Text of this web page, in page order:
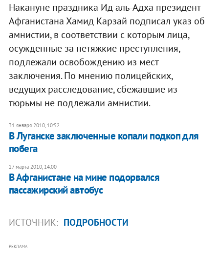
Накануне праздника Ид аль-Адха президент
Афганистана Хамид Карзай подписал указ об
амнистии, в соответствии с которым лица,
осужденные за нетяжкие преступления,
подлежали освобождению из мест
заключения. По мнению полицейских,
ведущих расследование, сбежавшие из
тюрьмы не подлежали амнистии.
31 января 2010, 10:52
В Луганске заключенные копали подкоп для
побега
27 марта 2010, 14:00
В Афганистане на мине подорвался
пассажирский автобус
ИСТОЧНИК: ПОДРОБНОСТИ
РЕКЛАМА